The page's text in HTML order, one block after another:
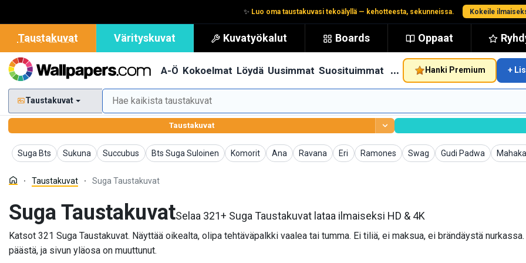
✨ Luo oma taustakuvasi tekoälyllä — kehotteesta, sekunneissa. Kokeile
Taustakuvat Värityskuvat Kuvatyökalut Boards Oppaat
A-Ö Kokoelmat Löydä Uusimmat Suosituimmat … Hanki Premium +
Taustakuvat
Taustakuvat
Suga Bts
TaustakuvatSukuna
TaustakuvatSuccubus
Taustakuvat Bts Suga Suloinen
Taustakuvat Komorit
TaustakuvatAna
Taustakuvat
Ravana
TaustakuvatEri
Taustakuvat
Ramones
Taustakuvat Swag
TaustakuvatGudi Padwa
Taustakuvat Mahakal
Taustakuvat Suga Taustakuvat
Suga TaustakuvatSelaa 321+ Suga Taustakuvat lataa ilmaiseksi HD & 4K
Katsot 321 Suga Taustakuvat. Näyttää oikealta, olipa tehtäväpalkki vaalea tai tumma. Ei tiliä, ei maksua, ei brändäystä
päästä, ja sivun yläosa on muuttunut.